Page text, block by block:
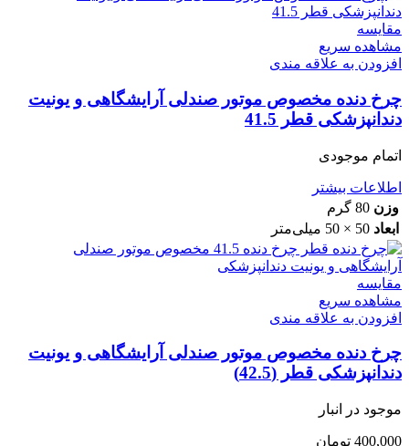
مقایسه
مشاهده سریع
افزودن به علاقه مندی
چرخ دنده مخصوص موتور صندلی آرایشگاهی و یونیت
دندانپزشکی قطر 41.5
اتمام موجودی
اطلاعات بیشتر
وزن 80 گرم
ابعاد 50 × 50 میلی‌متر
مقایسه
مشاهده سریع
افزودن به علاقه مندی
چرخ دنده مخصوص موتور صندلی آرایشگاهی و یونیت
دندانپزشکی قطر (42.5)
موجود در انبار
400,000 تومان